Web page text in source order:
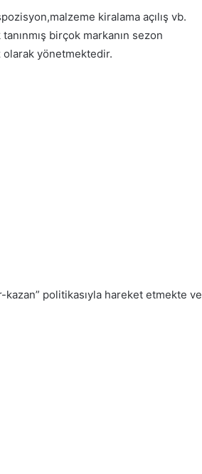
kiralama açılış vb.
birçok markanın sezon
olarak yönetmektedir.
kazan” politikasıyla hareket etmekte ve